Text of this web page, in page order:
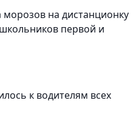
морозов на дистанционку
первой и
к водителям всех